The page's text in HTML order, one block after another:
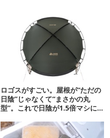
ロゴスがすごい。屋根が“ただの
日陰”じゃなくて“まさかの丸
型”。これで日陰が1.5倍マシに